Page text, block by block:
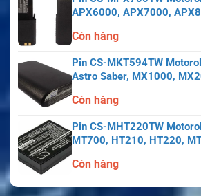
APX6000, APX7000,
Còn hàng
Pin CS-MKT594TW
Astro Saber, MX1000,
Còn hàng
Pin CS-MHT220TW
MT700, HT210, HT220,
Còn hàng